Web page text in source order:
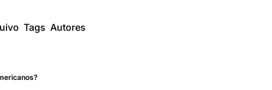
Tags Autores